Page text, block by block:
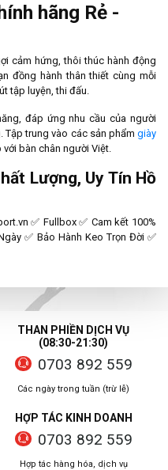
hãng Rẻ -
cảm hứng, thôi thúc hành động
đồng hành thân thiết cùng mỗi
tập luyện, thi đấu.
đáp ứng nhu cầu của người
Tập trung vào các sản phẩm giày
bàn chân người Việt.
Lượng, Uy Tín Hồ
✅ Fullbox ✅ Cam kết 100%
✅ Bảo Hành Keo Trọn Đời ✅
THAN PHIỀN DỊCH VỤ
(08:30-21:30)
0703 892 559
Các ngày trong tuần (trừ lễ)
HỢP TÁC KINH DOANH
0703 892 559
Hợp tác hàng hóa, dịch vụ